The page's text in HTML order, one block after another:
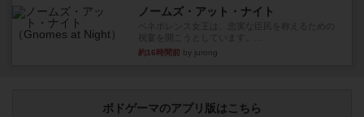
ノームズ・アット・ナイト
ベネボレンス女王は、忠実な臣民を称えるための
約16時間前 by jurong
ボドゲーマのアプリ版はこちら